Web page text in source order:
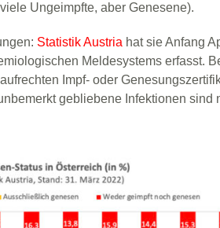
Ungeimpfte, aber Genesene).
Statistik Austria hat sie Anfang
Meldesystems erfasst.
Impf- oder
gebliebene Infektionen sind